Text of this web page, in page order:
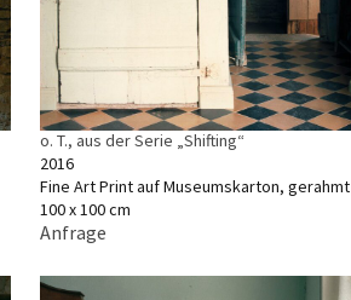
o. T., aus der Serie „Shifting“
2016
Fine Art Print auf Museumskarton, gerahmt
100 x 100 cm
Anfrage